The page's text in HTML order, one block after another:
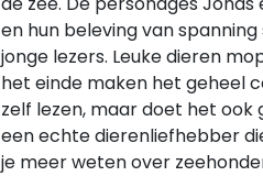
en hun beleving van
jonge lezers. Leuke dieren
het einde maken het geheel
zelf lezen, maar doet het ook
een echte dierenliefhebber
je meer weten over